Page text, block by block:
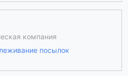
компания
посылок